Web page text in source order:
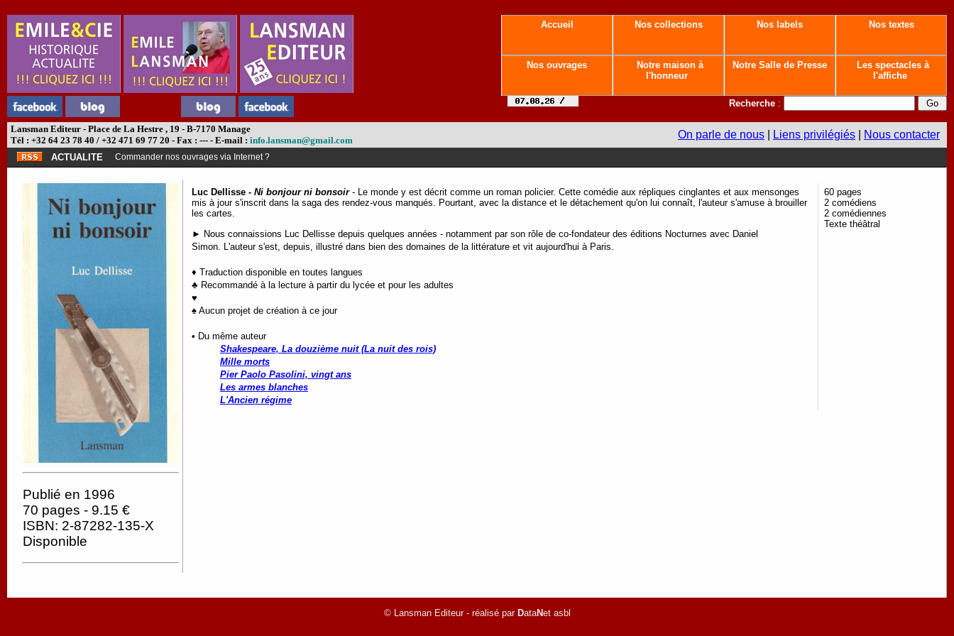
Accueil Nos collections Nos labels Nos textes
Nos ouvrages
Notre maison à
l'honneur
Notre Salle de Presse
Les spectacles à
l'affiche
Recherche :
Lansman Editeur - Place de La Hestre , 19 - B-7170 Manage
Tél : +32 64 23 78 40 / +32 471 69 77 20 - Fax : --- - E-mail : info.lansman@gmail.com On parle de nous Liens privilégiés Nous contacter
ACTUALITE Commander nos ouvrages via Internet ?
Publié en 1996
70 pages - 9.15 €
ISBN: 2-87282-135-X
Disponible
Luc Dellisse - Ni bonjour ni bonsoir- Le monde y est décrit comme un roman policier. Cette comédie aux répliques cinglantes et aux mensonges
mis à jour s'inscrit dans la saga des rendez-vous manqués. Pourtant, avec la distance et le détachement qu'on lui connaît, l'auteur s'amuse à brouiller
les cartes.
► Nous connaissions Luc Dellisse depuis quelques années - notamment par son rôle de co-fondateur des éditions Nocturnes avec Daniel
Simon. L'auteur s'est, depuis, illustré dans bien des domaines de la littérature et vit aujourd'hui à Paris.
♦ Traduction disponible en toutes langues
♣ Recommandé à la lecture à partir du lycée et pour les adultes
♥
♠ Aucun projet de création à ce jour
• Du même auteur
Shakespeare, La douzième nuit (La nuit des rois)
Mille morts
Pier Paolo Pasolini, vingt ans
Les armes blanches
L'Ancien régime
60 pages
2 comédiens
2 comédiennes
Texte théâtral
© Lansman Editeur - réalisé par DataNet asbl